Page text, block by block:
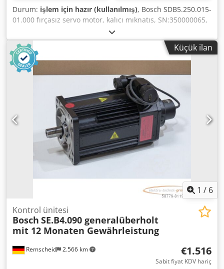
Durum: işlem için hazır (kullanılmış), Bosch SDB5.250.015-
01.000 fırçasız servo motor, kalıcı mıknatıs, SN:350000065,
kullanılmış, normal aşınma belirtileri, %100 işlevsel,
teslimat kapsamı fotoğraflardaki gibidir, DİKKAT: Lütfen
paketleme ve nakliye masrafları hakkında ayrıca bilgi alın!
DİKKAT: Paketleme ve nakliye için ayrı ayrı ücret bilgisi
alınız! Dkodpfxei D E U As Af Ter
Küçük ilan
1 / 6
Remscheid 2.566 km
Kontrol ünitesi
Bosch SE.B4.090 generalüberholt
mit 12 Monaten Gewährleistung
€1.516
Sabit fiyat KDV hariç